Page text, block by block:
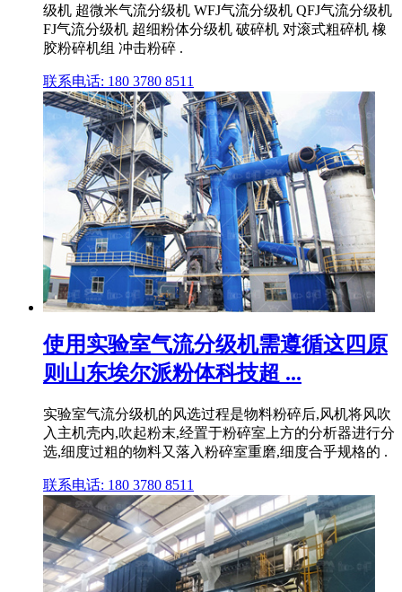
级机 超微米气流分级机 WFJ气流分级机 QFJ气流分级机
FJ气流分级机 超细粉体分级机 破碎机 对滚式粗碎机 橡
胶粉碎机组 冲击粉碎 .
联系电话: 180 3780 8511
使用实验室气流分级机需遵循这四原
则山东埃尔派粉体科技超 ...
实验室气流分级机的风选过程是物料粉碎后,风机将风吹
入主机壳内,吹起粉末,经置于粉碎室上方的分析器进行分
选,细度过粗的物料又落入粉碎室重磨,细度合乎规格的 .
联系电话: 180 3780 8511